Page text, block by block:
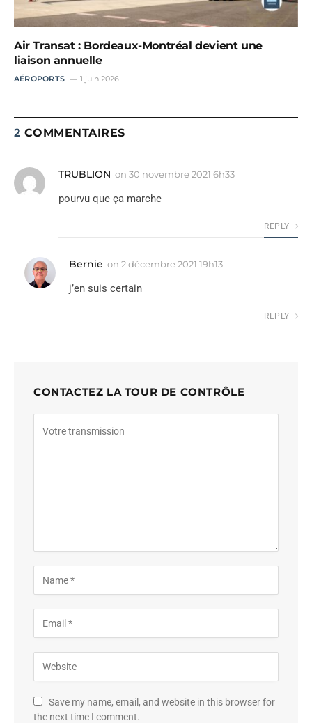
Air Transat : Bordeaux-Montréal devient une
liaison annuelle
AÉROPORTS 1 juin 2026
2 COMMENTAIRES
TRUBLION on 30 novembre 2021 6h33
pourvu que ça marche
REPLY
Bernie on 2 décembre 2021 19h13
j’en suis certain
REPLY
CONTACTEZ LA TOUR DE CONTRÔLE
Save my name, email, and website in this browser for
the next time I comment.